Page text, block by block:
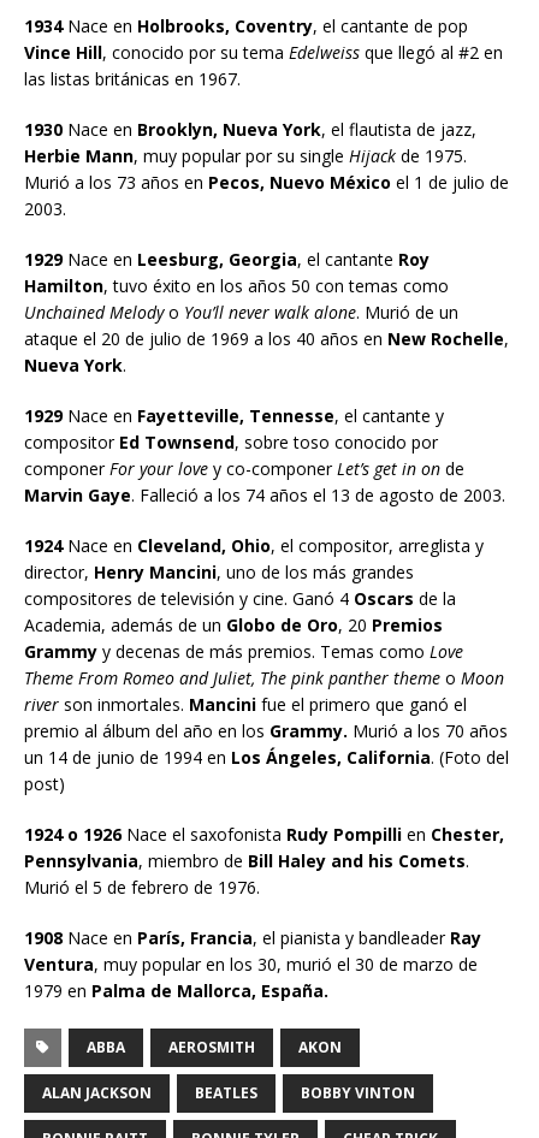
1934Nace en Holbrooks, Coventry, el cantante de pop
Vince Hill, conocido por su tema Edelweiss que llegó al #2 en
las listas británicas en 1967.
1930 Nace en Brooklyn, Nueva York, el flautista de jazz,
Herbie Mann, muy popular por su single Hijack de 1975.
Murió a los 73 años en Pecos, Nuevo México el 1 de julio de
2003.
1929Nace en Leesburg, Georgia, el cantante Roy
Hamilton, tuvo éxito en los años 50 con temas como
Unchained Melodyo You’ll never walk alone. Murió de un
ataque el 20 de julio de 1969 a los 40 años en New Rochelle,
Nueva York.
1929Nace en Fayetteville, Tennesse, el cantante y
compositor Ed Townsend, sobre toso conocido por
componer For your love y co-componer Let’s get in on de
Marvin Gaye. Falleció a los 74 años el 13 de agosto de 2003.
1924Nace en Cleveland, Ohio, el compositor, arreglista y
director, Henry Mancini, uno de los más grandes
compositores de televisión y cine. Ganó 4 Oscars de la
Academia, además de un Globo de Oro, 20 Premios
Grammy y decenas de más premios. Temas como Love
Theme From Romeo and Juliet, The pink panther theme o Moon
river son inmortales. Mancini fue el primero que ganó el
premio al álbum del año en los Grammy. Murió a los 70 años
un 14 de junio de 1994 en Los Ángeles, California. (Foto del
post)
1924 o 1926Nace el saxofonista Rudy Pompilli en Chester,
Pennsylvania, miembro de Bill Haley and his Comets.
Murió el 5 de febrero de 1976.
1908 Nace en París, Francia, el pianista y bandleader Ray
Ventura, muy popular en los 30, murió el 30 de marzo de
1979 en Palma de Mallorca, España.
ABBA AEROSMITH AKON
ALAN JACKSON BEATLES BOBBY VINTON